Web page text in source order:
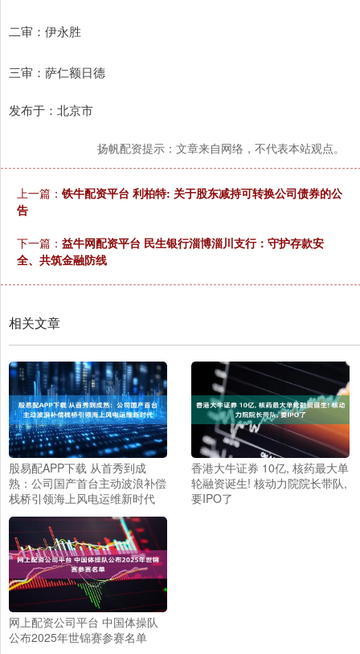
二审：伊永胜
三审：萨仁额日德
发布于：北京市
扬帆配资提示：文章来自网络，不代表本站观点。
上一篇： 铁牛配资平台 利柏特: 关于股东减持可转换公司债券的公
告
下一篇： 益牛网配资平台 民生银行淄博淄川支行：守护存款安
全、共筑金融防线
相关文章
股易配APP下载 从首秀到成
熟：公司国产首台主动波浪补偿
栈桥引领海上风电运维新时代
香港大牛证券 10亿, 核药最大单
轮融资诞生! 核动力院院长带队,
要IPO了
网上配资公司平台 中国体操队
公布2025年世锦赛参赛名单